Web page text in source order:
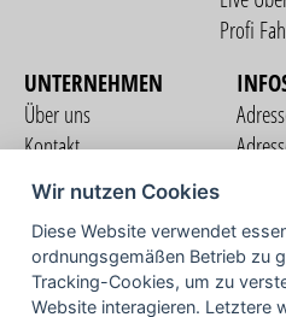
Profi
UNTERNEHMEN
Über uns
Kontakt
Nutzungsbedingungen
Datenschutzerklärung
Impressum
Wir nutzen Cookies
Diese Website verwendet
ordnungsgemäßen Betrieb zu
Tracking-Cookies, um zu
Website interagieren. Letztere